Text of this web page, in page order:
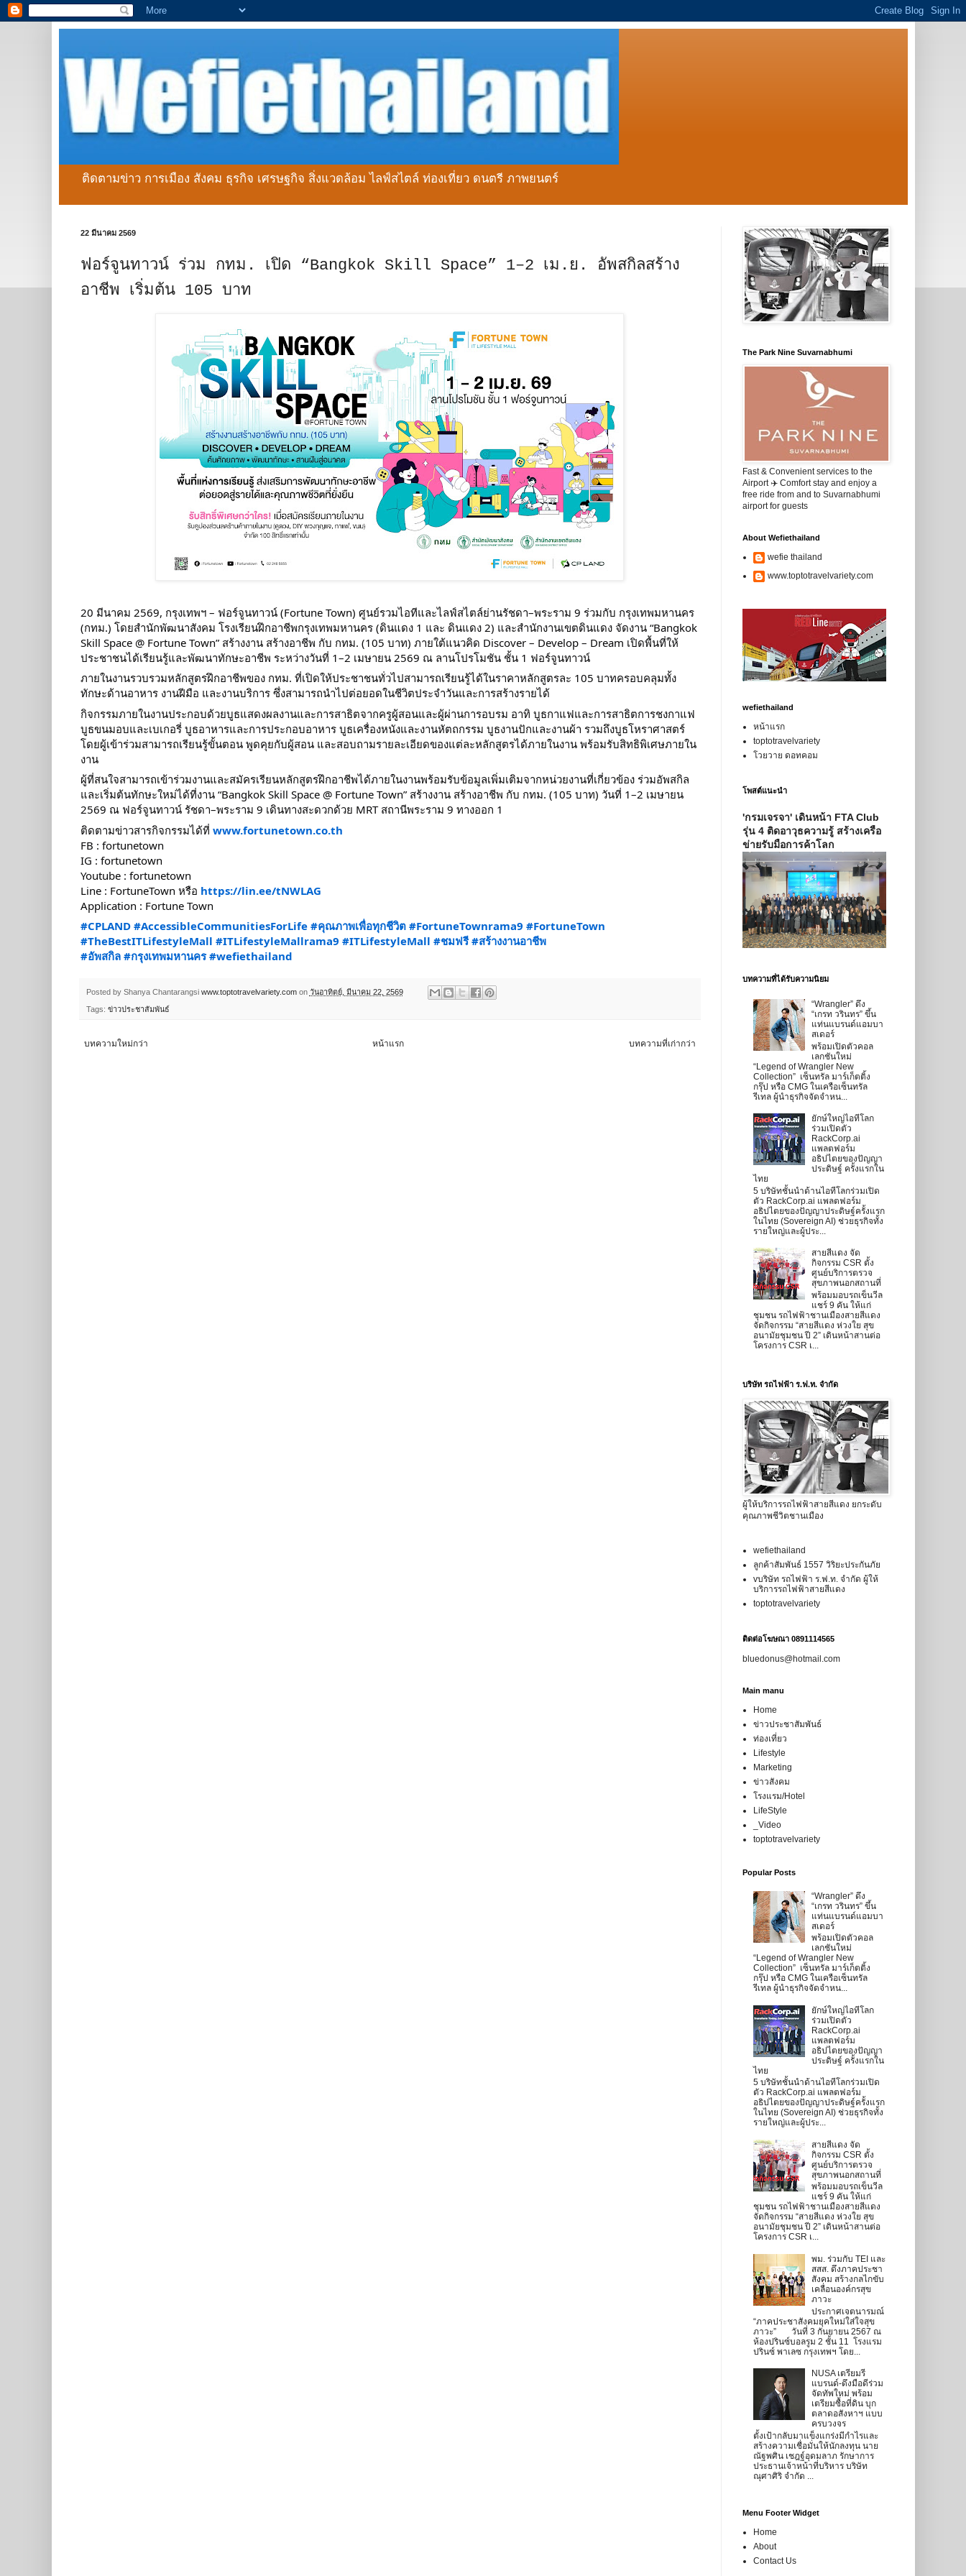
ติดตามข่าว การเมือง สังคม ธุรกิจ เศรษฐกิจ สิ่งแวดล้อม ไลฟ์สไตล์ ท่องเที่ยว ดนตรี ภาพยนตร์
22 มีนาคม 2569
ฟอร์จูนทาวน์ ร่วม กทม. เปิด “Bangkok Skill Space” 1–2 เม.ย. อัพสกิลสร้าง
อาชีพ เริ่มต้น 105 บาท
20 มีนาคม 2569, กรุงเทพฯ – ฟอร์จูนทาวน์ (Fortune Town) ศูนย์รวมไอทีและไลฟ์สไตล์ย่านรัชดา–พระราม 9 ร่วมกับ กรุงเทพมหานคร
(กทม.) โดยสำนักพัฒนาสังคม โรงเรียนฝึกอาชีพกรุงเทพมหานคร (ดินแดง 1 และ ดินแดง 2) และสำนักงานเขตดินแดง จัดงาน “Bangkok
Skill Space @ Fortune Town” สร้างงาน สร้างอาชีพ กับ กทม. (105 บาท) ภายใต้แนวคิด Discover – Develop – Dream เปิดพื้นที่ให้
ประชาชนได้เรียนรู้และพัฒนาทักษะอาชีพ ระหว่างวันที่ 1–2 เมษายน 2569 ณ ลานโปรโมชัน ชั้น 1 ฟอร์จูนทาวน์
ภายในงานรวบรวมหลักสูตรฝึกอาชีพของ กทม. ที่เปิดให้ประชาชนทั่วไปสามารถเรียนรู้ได้ในราคาหลักสูตรละ 105 บาทครอบคลุมทั้ง
ทักษะด้านอาหาร งานฝีมือ และงานบริการ ซึ่งสามารถนำไปต่อยอดในชีวิตประจำวันและการสร้างรายได้
กิจกรรมภายในงานประกอบด้วยบูธแสดงผลงานและการสาธิตจากครูผู้สอนและผู้ผ่านการอบรม อาทิ บูธกาแฟและการสาธิตการชงกาแฟ
บูธขนมอบและเบเกอรี่ บูธอาหารและการประกอบอาหาร บูธเครื่องหนังและงานหัตถกรรม บูธงานปักและงานผ้า รวมถึงบูธโหราศาสตร์
โดยผู้เข้าร่วมสามารถเรียนรู้ขั้นตอน พูดคุยกับผู้สอน และสอบถามรายละเอียดของแต่ละหลักสูตรได้ภายในงาน พร้อมรับสิทธิพิเศษภายใน
งาน
ผู้ที่สนใจสามารถเข้าร่วมงานและสมัครเรียนหลักสูตรฝึกอาชีพได้ภายในงานพร้อมรับข้อมูลเพิ่มเติมจากหน่วยงานที่เกี่ยวข้อง ร่วมอัพสกิล
และเริ่มต้นทักษะใหม่ได้ที่งาน “Bangkok Skill Space @ Fortune Town” สร้างงาน สร้างอาชีพ กับ กทม. (105 บาท) วันที่ 1–2 เมษายน
2569 ณ ฟอร์จูนทาวน์ รัชดา–พระราม 9 เดินทางสะดวกด้วย MRT สถานีพระราม 9 ทางออก 1
ติดตามข่าวสารกิจกรรมได้ที่ www.fortunetown.co.th
FB : fortunetown
IG : fortunetown
Youtube : fortunetown
Line : FortuneTown หรือ https://lin.ee/tNWLAG
Application : Fortune Town
#CPLAND #AccessibleCommunitiesForLife #คุณภาพเพื่อทุกชีวิต #FortuneTownrama9 #FortuneTown
#TheBestITLifestyleMall #ITLifestyleMallrama9 #ITLifestyleMall #ชมฟรี #สร้างงานอาชีพ
#อัพสกิล #กรุงเทพมหานคร #wefiethailand
Posted by Shanya Chantarangsi www.toptotravelvariety.com on วันอาทิตย์, มีนาคม 22, 2569
Tags: ข่าวประชาสัมพันธ์
บทความใหม่กว่า บทความที่เก่ากว่า
หน้าแรก
The Park Nine Suvarnabhumi
Fast & Convenient services to the
Airport ✈️ Comfort stay and enjoy a
free ride from and to Suvarnabhumi
airport for guests
About Wefiethailand
wefie thailand
www.toptotravelvariety.com
wefiethailand
หน้าแรก
toptotravelvariety
โวยวาย ดอทคอม
โพสต์แนะนำ
'กรมเจรจา' เดินหน้า FTA Club
รุ่น 4 ติดอาวุธความรู้ สร้างเครือ
ข่ายรับมือการค้าโลก
บทความที่ได้รับความนิยม
“Wrangler” ดึง
“เกรท วรินทร” ขึ้น
แท่นแบรนด์แอมบา
สเดอร์
พร้อมเปิดตัวคอล
เลกชันใหม่
“Legend of Wrangler New
Collection” เซ็นทรัล มาร์เก็ตติ้ง
กรุ๊ป หรือ CMG ในเครือเซ็นทรัล
รีเทล ผู้นำธุรกิจจัดจำหน...
ยักษ์ใหญ่ไอทีโลก
ร่วมเปิดตัว
RackCorp.ai
แพลตฟอร์ม
อธิปไตยของปัญญา
ประดิษฐ์ ครั้งแรกใน
ไทย
5 บริษัทชั้นนำด้านไอทีโลกร่วมเปิด
ตัว RackCorp.ai แพลตฟอร์ม
อธิปไตยของปัญญาประดิษฐ์ครั้งแรก
ในไทย (Sovereign AI) ช่วยธุรกิจทั้ง
รายใหญ่และผู้ประ...
สายสีแดง จัด
กิจกรรม CSR ตั้ง
ศูนย์บริการตรวจ
สุขภาพนอกสถานที่
พร้อมมอบรถเข็นวีล
แชร์ 9 คัน ให้แก่
ชุมชน รถไฟฟ้าชานเมืองสายสีแดง
จัดกิจกรรม “สายสีแดง ห่วงใย สุข
อนามัยชุมชน ปี 2” เดินหน้าสานต่อ
โครงการ CSR เ...
บริษัท รถไฟฟ้า ร.ฟ.ท. จำกัด
ผู้ให้บริการรถไฟฟ้าสายสีแดง ยกระดับ
คุณภาพชีวิตชานเมือง
wefiethailand
ลูกค้าสัมพันธ์ 1557 วิริยะประกันภัย
vบริษัท รถไฟฟ้า ร.ฟ.ท. จำกัด ผู้ให้
บริการรถไฟฟ้าสายสีแดง
toptotravelvariety
ติดต่อโฆษณา 0891114565
bluedonus@hotmail.com
Main manu
Home
ข่าวประชาสัมพันธ์
ท่องเที่ยว
Lifestyle
Marketing
ข่าวสังคม
โรงแรม/Hotel
LifeStyle
_Video
toptotravelvariety
Popular Posts
“Wrangler” ดึง
“เกรท วรินทร” ขึ้น
แท่นแบรนด์แอมบา
สเดอร์
พร้อมเปิดตัวคอล
เลกชันใหม่
“Legend of Wrangler New
Collection” เซ็นทรัล มาร์เก็ตติ้ง
กรุ๊ป หรือ CMG ในเครือเซ็นทรัล
รีเทล ผู้นำธุรกิจจัดจำหน...
ยักษ์ใหญ่ไอทีโลก
ร่วมเปิดตัว
RackCorp.ai
แพลตฟอร์ม
อธิปไตยของปัญญา
ประดิษฐ์ ครั้งแรกใน
ไทย
5 บริษัทชั้นนำด้านไอทีโลกร่วมเปิด
ตัว RackCorp.ai แพลตฟอร์ม
อธิปไตยของปัญญาประดิษฐ์ครั้งแรก
ในไทย (Sovereign AI) ช่วยธุรกิจทั้ง
รายใหญ่และผู้ประ...
สายสีแดง จัด
กิจกรรม CSR ตั้ง
ศูนย์บริการตรวจ
สุขภาพนอกสถานที่
พร้อมมอบรถเข็นวีล
แชร์ 9 คัน ให้แก่
ชุมชน รถไฟฟ้าชานเมืองสายสีแดง
จัดกิจกรรม “สายสีแดง ห่วงใย สุข
อนามัยชุมชน ปี 2” เดินหน้าสานต่อ
โครงการ CSR เ...
พม. ร่วมกับ TEI และ
สสส. ดึงภาคประชา
สังคม สร้างกลไกขับ
เคลื่อนองค์กรสุข
ภาวะ
ประกาศเจตนารมณ์
“ภาคประชาสังคมยุคใหม่ใส่ใจสุข
ภาวะ” วันที่ 3 กันยายน 2567 ณ
ห้องปรินซ์บอลรูม 2 ชั้น 11 โรงแรม
ปรินซ์ พาเลซ กรุงเทพฯ โดย...
NUSA เตรียมรี
แบรนด์-ดึงมือดีร่วม
จัดทัพใหม่ พร้อม
เตรียมซื้อที่ดิน บุก
ตลาดอสังหาฯ แบบ
ครบวงจร
ตั้งเป้ากลับมาแข็งแกร่งมีกำไรและ
สร้างความเชื่อมั่นให้นักลงทุน นาย
ณัฐพศิน เชฎฐ์อุดมลาภ รักษาการ
ประธานเจ้าหน้าที่บริหาร บริษัท
ณุศาศิริ จำกัด ...
Menu Footer Widget
Home
About
Contact Us